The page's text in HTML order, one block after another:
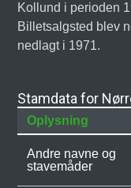
Kollund i perioden
Billetsalgsted blev
nedlagt i 1971.
Stamdata for
Oplysning
Andre navne og
stavemåder